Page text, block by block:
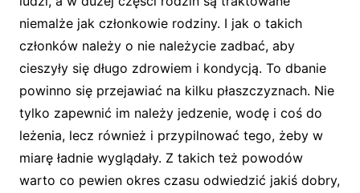
niemalże jak członkowie rodziny. I jak o takich
członków należy o nie należycie zadbać, aby
cieszyły się długo zdrowiem i kondycją. To dbanie
powinno się przejawiać na kilku płaszczyznach. Nie
tylko zapewnić im należy jedzenie, wodę i coś do
leżenia, lecz również i przypilnować tego, żeby w
miarę ładnie wyglądały. Z takich też powodów
warto co pewien okres czasu odwiedzić jakiś dobry,